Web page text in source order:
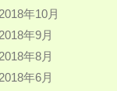
2018年10月
2018年9月
2018年8月
2018年6月